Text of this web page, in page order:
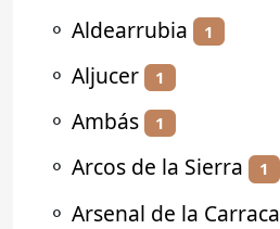
⚬ Aldearrubia 1
⚬ Aljucer 1
⚬ Ambás 1
⚬ Arcos de la Sierra 1
⚬ Arsenal de la Carraca